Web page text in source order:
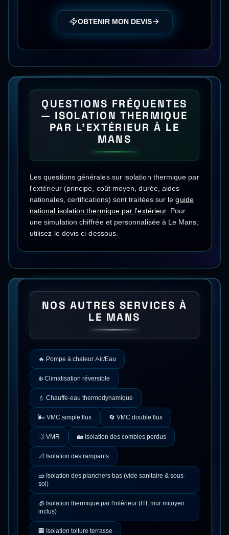
OBTENIR MON DEVIS
QUESTIONS FRÉQUENTES
— ISOLATION THERMIQUE
PAR L'EXTÉRIEUR À LE
MANS
Les questions générales sur isolation thermique par
l'extérieur(principe, coût moyen, durée, aides
nationales, certifications) sont traitées sur le guide
national isolation thermique par l'extérieur. Pour
une simulation chiffrée et personnalisée à Le Mans,
utilisez le devis ci-dessous.
NOS AUTRES SERVICES À
LE MANS
🔥 Pompe à chaleur Air/Eau
❄️ Climatisation réversible
💧 Chauffe-eau thermodynamique
🌬️ VMC simple flux 🔄 VMC double flux
💨 VMR 🏡 Isolation des combles perdus
📐 Isolation des rampants
🧱 Isolation des planchers bas (vide sanitaire & sous-
sol)
🧊 Isolation thermique par l'intérieur (ITI, mur mitoyen
inclus)
🏢 Isolation toiture terrasse